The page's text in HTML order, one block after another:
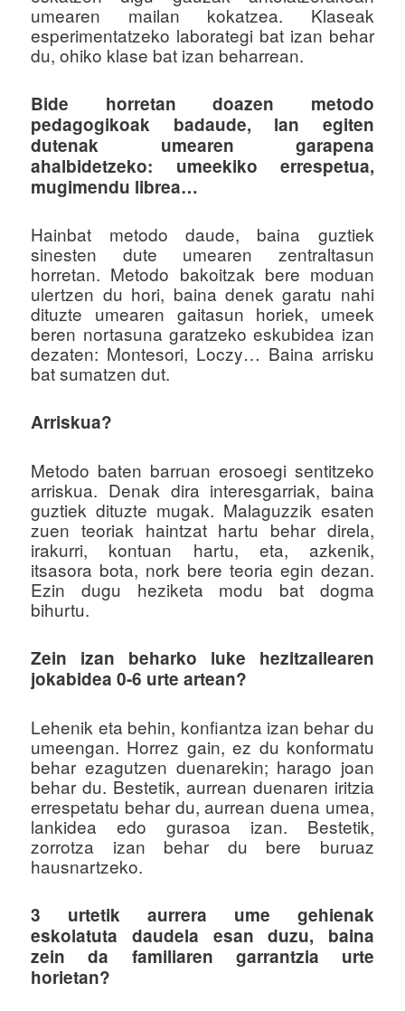
umearen mailan kokatzea. Klaseak
esperimentatzeko laborategi bat izan behar
du, ohiko klase bat izan beharrean.
Bide horretan doazen metodo
pedagogikoak badaude, lan egiten
dutenak umearen garapena
ahalbidetzeko: umeekiko errespetua,
mugimendu librea…
Hainbat metodo daude, baina guztiek
sinesten dute umearen zentraltasun
horretan. Metodo bakoitzak bere moduan
ulertzen du hori, baina denek garatu nahi
dituzte umearen gaitasun horiek, umeek
beren nortasuna garatzeko eskubidea izan
dezaten: Montesori, Loczy… Baina arrisku
bat sumatzen dut.
Arriskua?
Metodo baten barruan erosoegi sentitzeko
arriskua. Denak dira interesgarriak, baina
guztiek dituzte mugak. Malaguzzik esaten
zuen teoriak haintzat hartu behar direla,
irakurri, kontuan hartu, eta, azkenik,
itsasora bota, nork bere teoria egin dezan.
Ezin dugu heziketa modu bat dogma
bihurtu.
Zein izan beharko luke hezitzailearen
jokabidea 0-6 urte artean?
Lehenik eta behin, konfiantza izan behar du
umeengan. Horrez gain, ez du konformatu
behar ezagutzen duenarekin; harago joan
behar du. Bestetik, aurrean duenaren iritzia
errespetatu behar du, aurrean duena umea,
lankidea edo gurasoa izan. Bestetik,
zorrotza izan behar du bere buruaz
hausnartzeko.
3 urtetik aurrera ume gehienak
eskolatuta daudela esan duzu, baina
zein da familiaren garrantzia urte
horietan?